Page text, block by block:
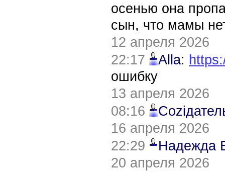
осенью она
сын, что мамы
12 апреля 2026
22:17
Alla:
ошибку
13 апреля 2026
08:16
16 апреля 2026
22:29
Надежда
20 апреля 2026